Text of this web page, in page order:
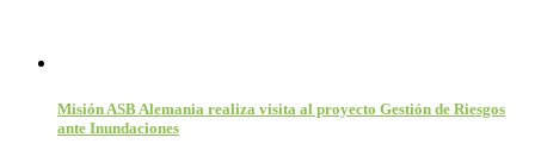
Misión ASB Alemania realiza visita al proyecto Gestión de Riesgos
ante Inundaciones